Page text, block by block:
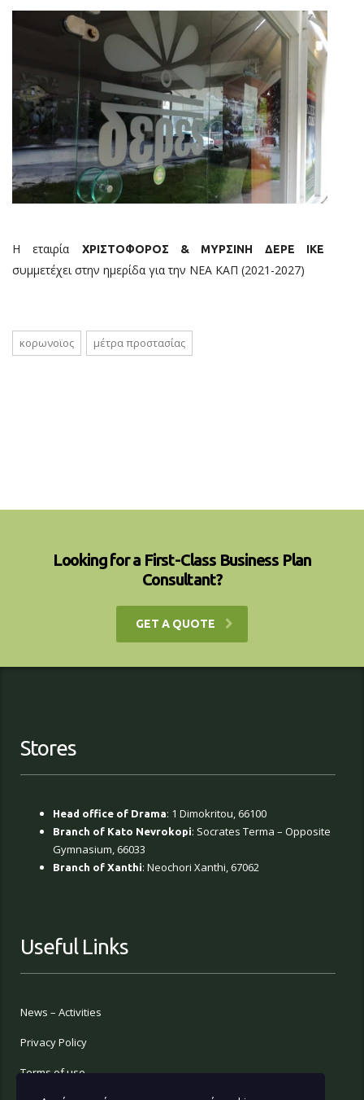
Η εταιρία ΧΡΙΣΤΟΦΟΡΟΣ & ΜΥΡΣΙΝΗ ΔΕΡΕ ΙΚΕ
συμμετέχει στην ημερίδα για την ΝΕΑ ΚΑΠ (2021-2027)
κορωνοϊος μέτρα προστασίας
Looking for a First-Class Business Plan
Consultant?
GET A QUOTE
Stores
Head office of Drama: 1 Dimokritou, 66100
Branch of Kato Nevrokopi: Socrates Terma – Opposite
Gymnasium, 66033
Branch of Xanthi: Neochori Xanthi, 67062
Useful Links
News – Activities
Privacy Policy
Terms of use